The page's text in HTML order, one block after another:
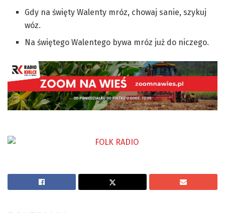
Gdy na święty Walenty mróz, chowaj sanie, szykuj
wóz.
Na świętego Walentego bywa mróz już do niczego.